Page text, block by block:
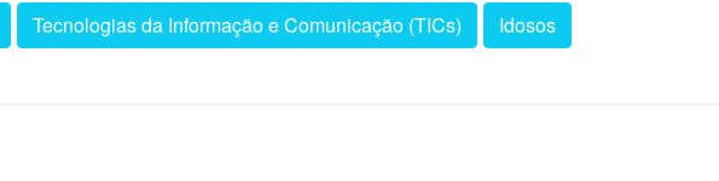
Tecnologias da Informação e Comunicação (TICs) Idosos